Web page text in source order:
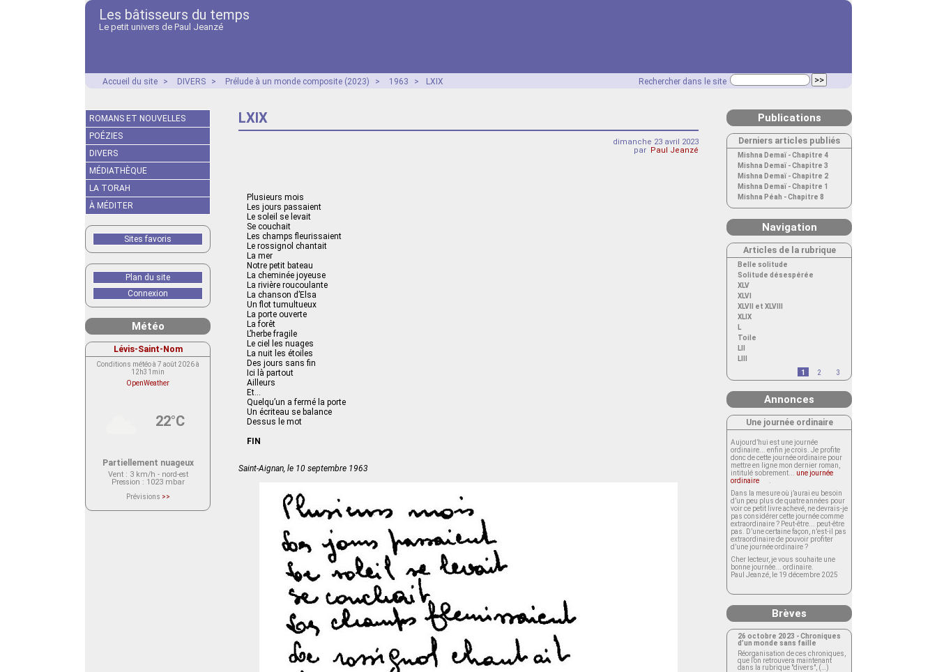
Les bâtisseurs du temps
Le petit univers de Paul Jeanzé
Rechercher dans le site
Accueil du site > DIVERS > Prélude à un monde composite (2023) > 1963 > LXIX
LXIX
dimanche 23 avril 2023
par Paul Jeanzé
Plusieurs mois
Les jours passaient
Le soleil se levait
Se couchait
Les champs fleurissaient
Le rossignol chantait
La mer
Notre petit bateau
La cheminée joyeuse
La rivière roucoulante
La chanson d’Elsa
Un flot tumultueux
La porte ouverte
La forêt
L’herbe fragile
Le ciel les nuages
La nuit les étoiles
Des jours sans fin
Ici là partout
Ailleurs
Et…
Quelqu’un a fermé la porte
Un écriteau se balance
Dessus le mot
FIN
Saint-Aignan, le 10 septembre 1963
ROMANS ET NOUVELLES
POÉZIES
DIVERS
MÉDIATHÈQUE
LA TORAH
À MÉDITER
Sites favoris
Plan du site
Connexion
Météo
Lévis-Saint-Nom
Conditions météo à 7 août 2026 à
12h31min
OpenWeather
22°C
Partiellement nuageux
Vent: 3 km/h - nord-est
Pression : 1023 mbar
Prévisions >>
actuellement aucune prévision
Publications
Derniers articles publiés
Mishna Demaï - Chapitre 4
Mishna Demaï - Chapitre 3
Mishna Demaï - Chapitre 2
Mishna Demaï - Chapitre 1
Mishna Péah - Chapitre 8
Navigation
Articles de la rubrique
Belle solitude
Solitude désespérée
XLV
XLVI
XLVII et XLVIII
XLIX
L
Toile
LII
LIII
1
2 3
Annonces
Une journée ordinaire
Aujourd’hui est une journée
ordinaire... enfin je crois. Je profite
donc de cette journée ordinaire pour
mettre en ligne mon dernier roman,
intitulé sobrement... une journée
ordinaire
Dans la mesure où j’aurai eu besoin
d’un peu plus de quatre années pour
voir ce petit livre achevé, ne devrais-je
pas considérer cette journée comme
extraordinaire ? Peut-être... peut-être
pas. D’une certaine façon, n’est-il pas
extraordinaire de pouvoir profiter
d’une journée ordinaire ?
Cher lecteur, je vous souhaite une
bonne journée... ordinaire.
Paul Jeanzé, le 19 décembre 2025
Brèves
26 octobre 2023 - Chroniques
d’un monde sans faille
Réorganisation de ces chroniques,
que l’on retrouvera maintenant
dans la rubrique "divers", (…)